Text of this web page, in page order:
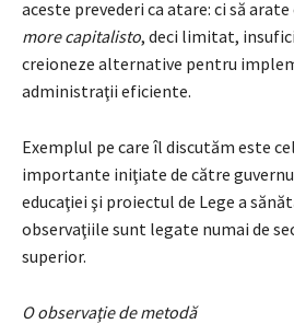
aceste prevederi ca atare: ci să
more capitalisto, deci limitat,
creioneze alternative pentru
administraţii eficiente.
Exemplul pe care îl discutăm este
importante iniţiate de către
educaţiei şi proiectul de Lege a
observaţiile sunt legate numai de
superior.
O observaţie de metodă